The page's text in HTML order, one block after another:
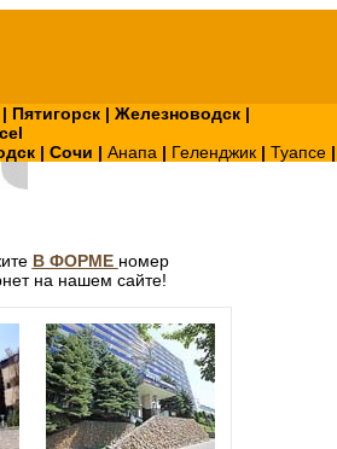
| Пятигорск| Железноводск|
| Сочи | Анапа | Геленджик | Туапсе |
В ФОРМЕ номер
на нашем сайте!